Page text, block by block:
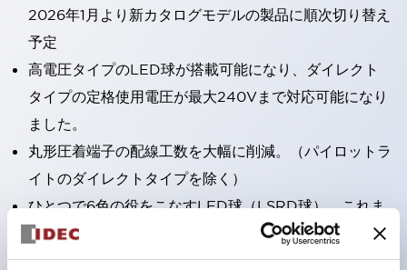
2026年1月より新カタログモデルの製品に順次切り替え
予定
高電圧タイプのLED球が搭載可能になり、ダイレクト
タイプの定格使用電圧が最大240Vまで対応可能になり
ました。
丸形圧着端子の配線工数を大幅に削減。（パイロットラ
イトのダイレクトタイプを除く）
ひとつで6色の役をこなすLED球（LSRD球）。これま
で色ごとに分かれていたLED球を、1色のLED球で各色
を表現できるようにしました。